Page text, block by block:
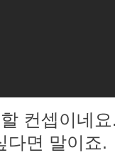
컨셉이네
다면 말이죠.